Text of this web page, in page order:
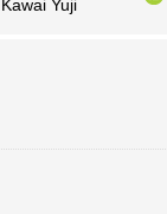
Kawai Yuji